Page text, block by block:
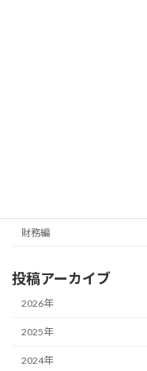
財務編
投稿アーカイブ
2026年
2025年
2024年